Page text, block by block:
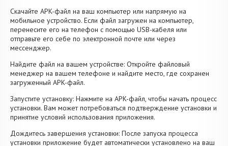
Скачайте APK-файл на ваш компьютер или напрямую на
мобильное устройство. Если файл загружен на компьютер,
перенесите его на телефон с помощью USB-кабеля или
отправьте его себе по электронной почте или через
мессенджер.
Найдите файл на вашем устройстве: Откройте файловый
менеджер на вашем телефоне и найдите место, где сохранен
загруженный APK-файл.
Запустите установку: Нажмите на APK-файл, чтобы начать процесс
установки. Вам может потребоваться подтверждение установки и
принятие условий использования приложения.
Дождитесь завершения установки: После запуска процесса
установки приложение будет автоматически установлено на ваш